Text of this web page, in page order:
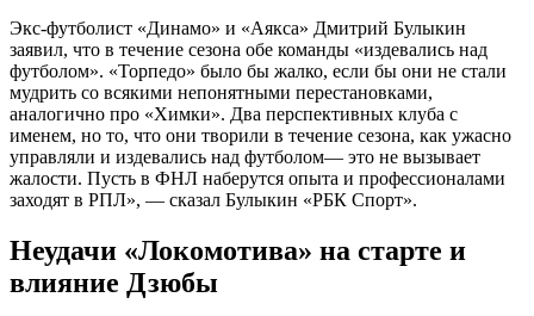
Экс-футболист «Динамо» и «Аякса» Дмитрий Булыкин
заявил, что в течение сезона обе команды «издевались над
футболом». «Торпедо» было бы жалко, если бы они не стали
мудрить со всякими непонятными перестановками,
аналогично про «Химки». Два перспективных клуба с
именем, но то, что они творили в течение сезона, как ужасно
управляли и издевались над футболом— это не вызывает
жалости. Пусть в ФНЛ наберутся опыта и профессионалами
заходят в РПЛ», — сказал Булыкин «РБК Спорт».
Неудачи «Локомотива» на старте и
влияние Дзюбы